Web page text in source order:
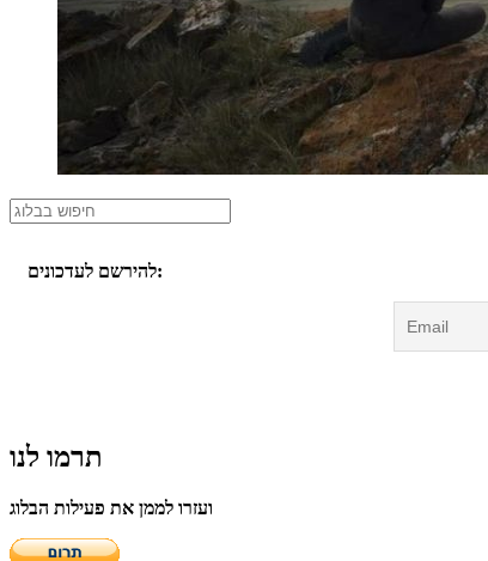
להירשם לעדכונים:
תרמו לנו
ועזרו לממן את פעילות הבלוג